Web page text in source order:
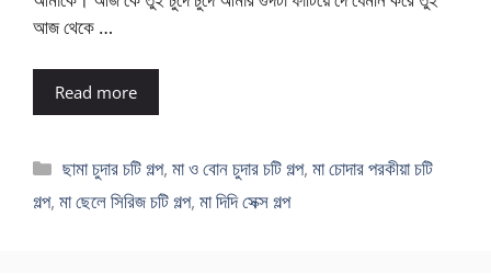
আজ থেকে …
Read more
Categories
ছামা চুদার চটি গল্প,মা ও বোন চুদার চটি গল্প,মা চোদার পরকীয়া চটি
গল্প, মা ছেলে সিরিজ চটি গল্প, মা দিদি সেক্স গল্প